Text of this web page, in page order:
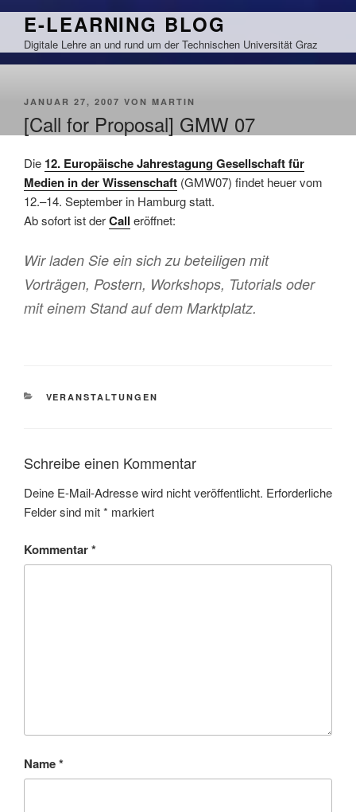
Zum
springen
E-LEARNING BLOG
Digitale Lehre an und rund um der Technischen Universität Graz
VERÖFFENTLICHT
JANUAR 27, 2007 VON MARTIN
[Call for Proposal] GMW 07
Die 12. Europäische Jahrestagung Gesellschaft für
Medien in der Wissenschaft (GMW07) findet heuer vom
12.–14. September in Hamburgstatt.
Ab sofort ist derCall eröffnet:
Wir laden Sie ein sich zu beteiligen mit
Vorträgen, Postern, Workshops, Tutorials oder
mit einem Stand auf dem Marktplatz.
KATEGORIEN
VERANSTALTUNGEN
Schreibe einen Kommentar
Deine E-Mail-Adresse wird nicht veröffentlicht. Erforderliche
Felder sind mit* markiert
Kommentar*
Name*